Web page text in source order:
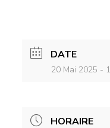
DATE
20 Mai 2025 -
HORAIRE